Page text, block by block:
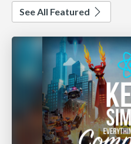
See All Featured